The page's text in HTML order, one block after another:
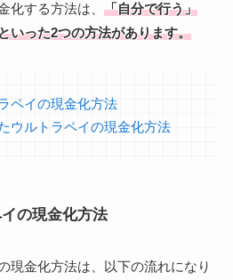
化する方法は、 「自分で行う」
いった2つの方法があります。
ペイの現金化方法
ウルトラペイの現金化方法
の現金化方法
現金化方法は、以下の流れになり